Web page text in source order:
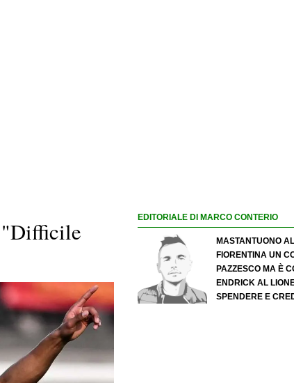
"Difficile
EDITORIALE DI MARCO CONTERIO
MASTANTUONO
FIORENTINA UN
PAZZESCO MA È
ENDRICK AL
SPENDERE E